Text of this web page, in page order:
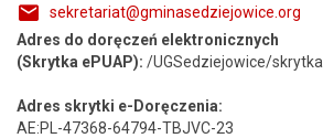
sekretariat@gminasedziejowice.org
Adres do doręczeń elektronicznych
(Skrytka ePUAP): /UGSedziejowice/skrytka
Adres skrytki e-Doręczenia:
AE:PL-47368-64794-TBJVC-23